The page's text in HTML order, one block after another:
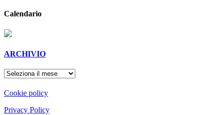
Calendario
ARCHIVIO
ARCHIVIO
Cookie policy
Privacy Policy